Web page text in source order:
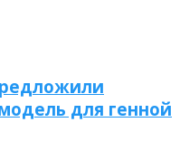
для генной